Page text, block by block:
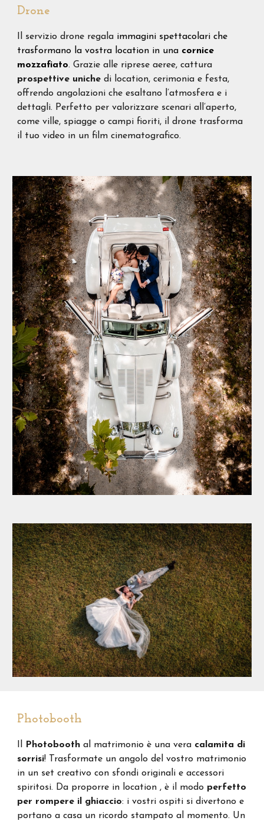
Drone
Il servizio drone regala immagini spettacolari che
trasformano la vostra location in una cornice
mozzafiato. Grazie alle riprese aeree, cattura
prospettive uniche di location, cerimonia e festa,
offrendo angolazioni che esaltano l’atmosfera e i
dettagli. Perfetto per valorizzare scenari all’aperto,
come ville, spiagge o campi fioriti, il drone trasforma
il tuo video in un film cinematografico.
Photobooth
P hotoboothal matrimonio è una vera calamita di
sorrisi!
Trasformate un angolo del vostro matrimonio
in un set creativo con sfondi originali e accessori
spiritosi. Da proporre in location , è il modo perfetto
per rompere il ghiaccio: i vostri ospiti si divertono e
portano a casa un ricordo stampato al momento. Un